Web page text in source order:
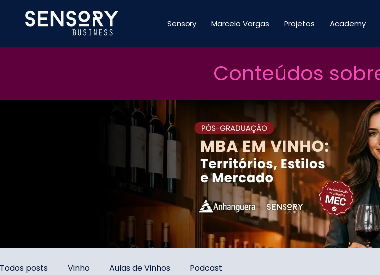
Sensory Marcelo Vargas Projetos Academy
Conteúdos
Todos posts Vinho Aulas de Vinhos Podcast